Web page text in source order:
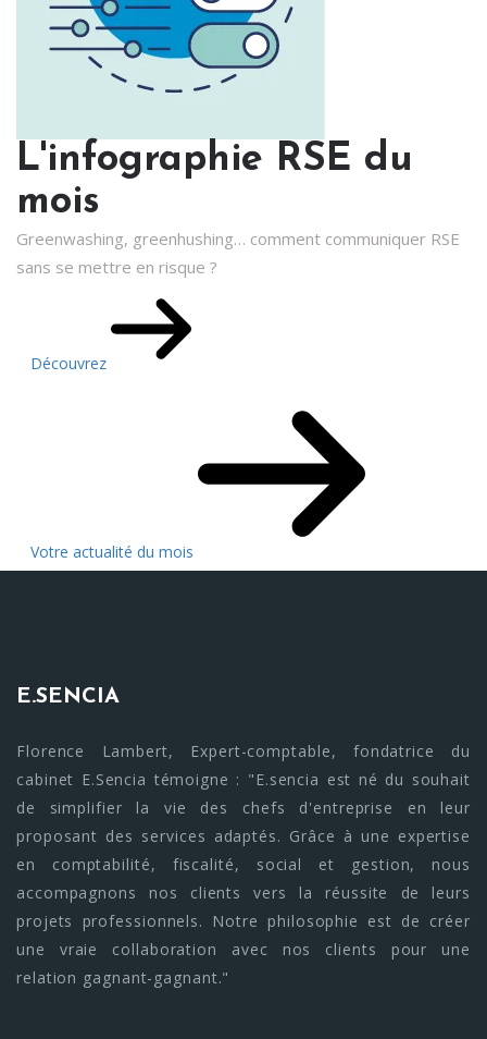
L'infographie RSE du
mois
Greenwashing, greenhushing… comment communiquer RSE
sans se mettre en risque ?
Découvrez
Votre actualité du mois
E.SENCIA
Florence Lambert, Expert-comptable, fondatrice du
cabinet E.Sencia témoigne : "E.sencia est né du souhait
de simplifier la vie des chefs d'entreprise en leur
proposant des services adaptés. Grâce à une expertise
en comptabilité, fiscalité, social et gestion, nous
accompagnons nos clients vers la réussite de leurs
projets professionnels. Notre philosophie est de créer
une vraie collaboration avec nos clients pour une
relation gagnant-gagnant."